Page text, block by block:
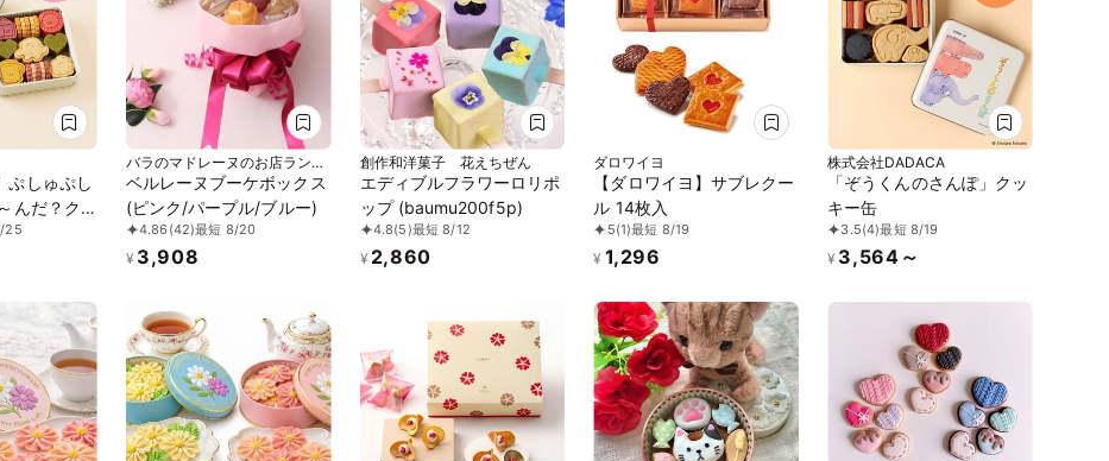
ぷしゅぷし
んだ？ク
25
バラのマドレーヌのお店ランジ
ェラ
ベルレーヌブーケボックス
(ピンク/パープル/ブルー)
4.86 (42)最短 8/20
¥ 3,908
創作和洋菓子 花えちぜん
エディブルフラワーロリポ
ップ (baumu200f5p)
4.8(5)最短 8/12
¥ 2,860
ダロワイヨ
【ダロワイヨ】サブレクー
ル 14枚入
5(1)最短 8/19
¥ 1,296
株式会社DADACA
「ぞうくんのさんぽ」クッ
キー缶
3.5(4)最短 8/19
¥ 3,564～